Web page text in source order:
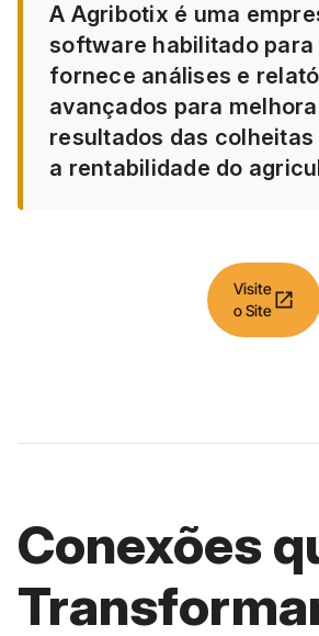
A Agribotix é uma
software habilitado para
fornece análises e
avançados para
resultados das
a rentabilidade do
Visite
o Site open_in_new
Conexões